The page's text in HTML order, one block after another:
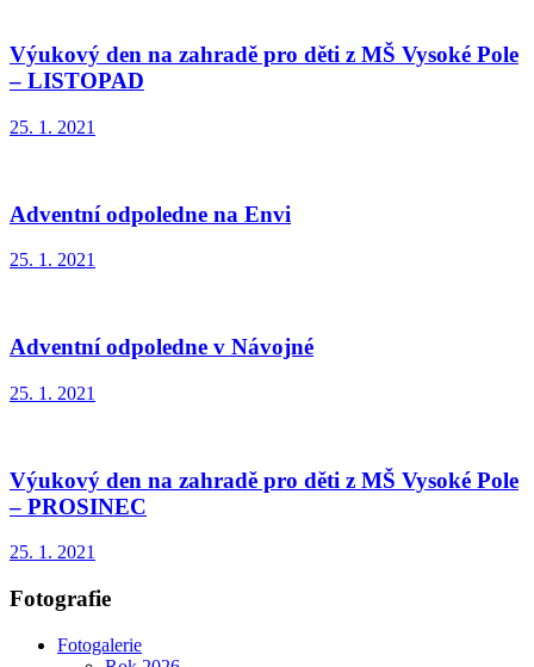
Výukový den na zahradě pro děti z MŠ Vysoké Pole
– LISTOPAD
25. 1. 2021
Adventní odpoledne na Envi
25. 1. 2021
Adventní odpoledne v Návojné
25. 1. 2021
Výukový den na zahradě pro děti z MŠ Vysoké Pole
– PROSINEC
25. 1. 2021
Fotografie
Fotogalerie